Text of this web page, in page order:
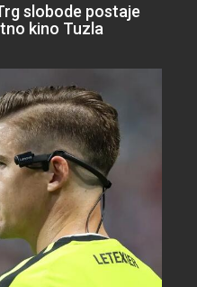
slobode postaje
kino Tuzla